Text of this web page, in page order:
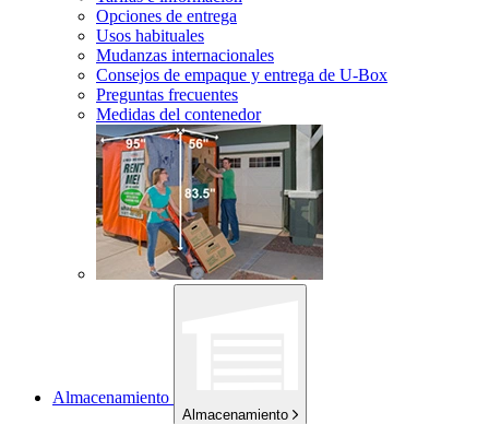
Opciones de entrega
Usos habituales
Mudanzas internacionales
Consejos de empaque y entrega de U-Box
Preguntas frecuentes
Medidas del contenedor
Almacenamiento
Almacenamiento